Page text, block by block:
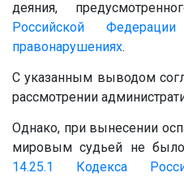
деяния,
Российской
правонарушениях.
С указанным выводом
рассмотрении
Однако, при вынесении
мировым судьей не было
14.25.1
Кодекса